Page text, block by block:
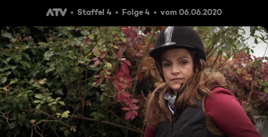
Staffel 4 Folge 4 vom 06.06.2020